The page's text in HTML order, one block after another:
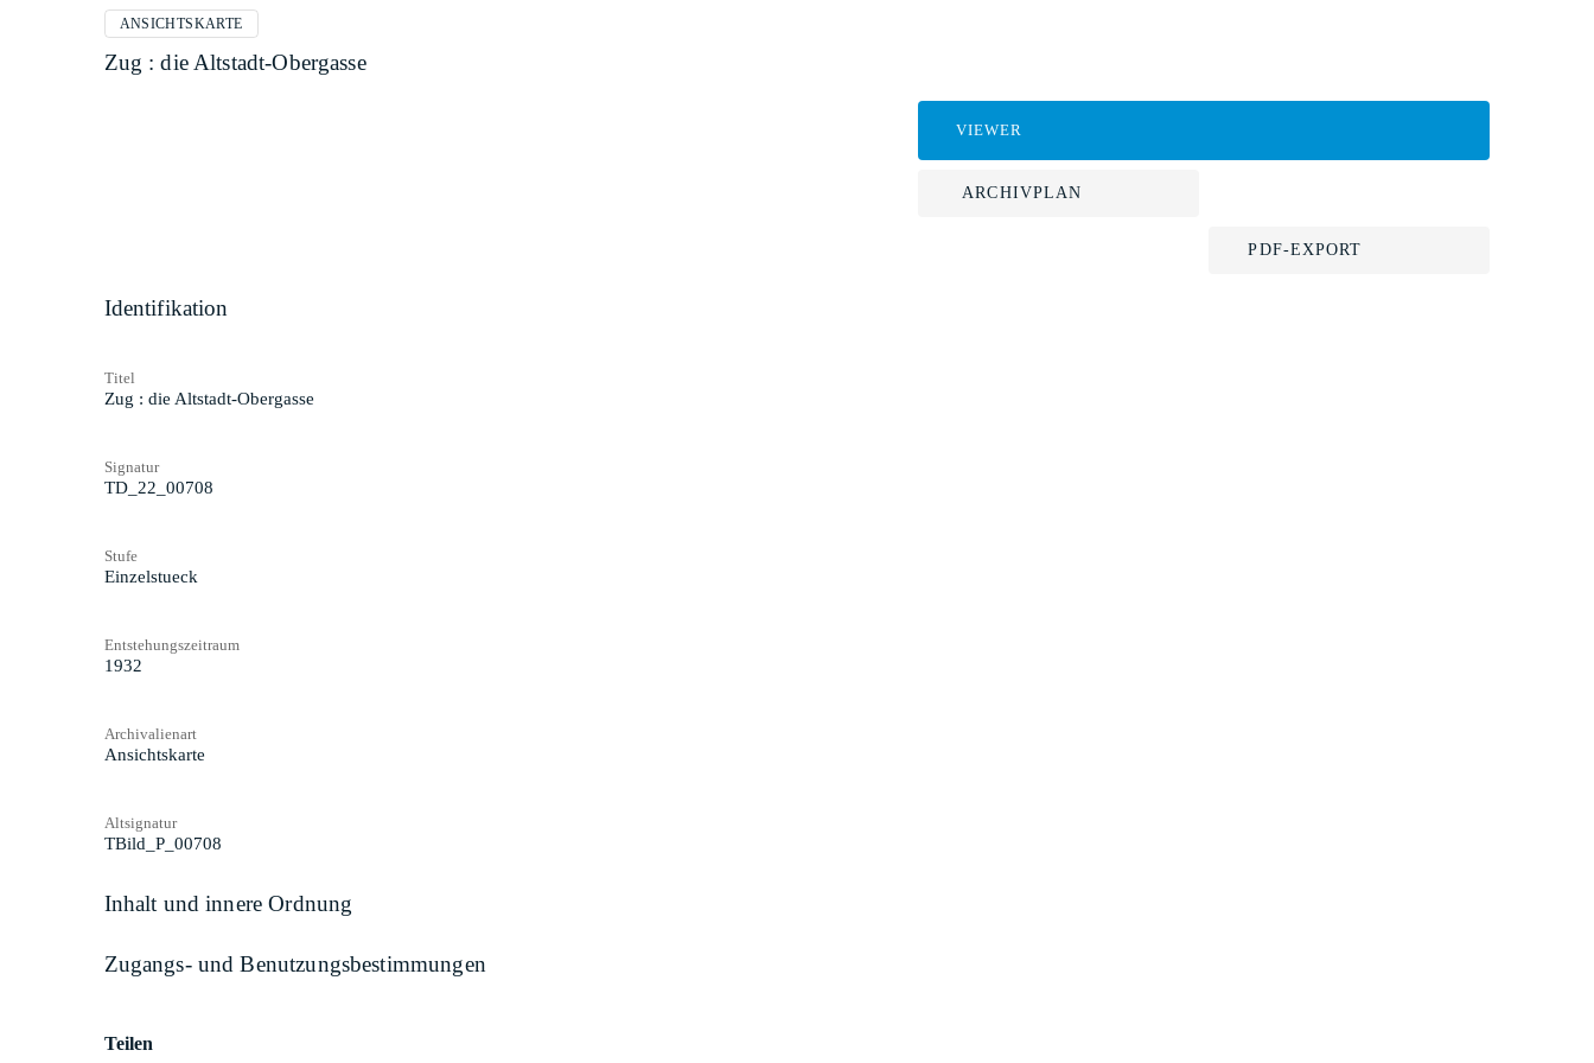
ANSICHTSKARTE
Zug : die Altstadt-Obergasse
VIEWER
ARCHIVPLAN
PDF-EXPORT
Identifikation
Titel
Zug : die Altstadt-Obergasse
Signatur
TD_22_00708
Stufe
Einzelstueck
Entstehungszeitraum
1932
Archivalienart
Ansichtskarte
Altsignatur
TBild_P_00708
Inhalt und innere Ordnung
Zugangs- und Benutzungsbestimmungen
Teilen